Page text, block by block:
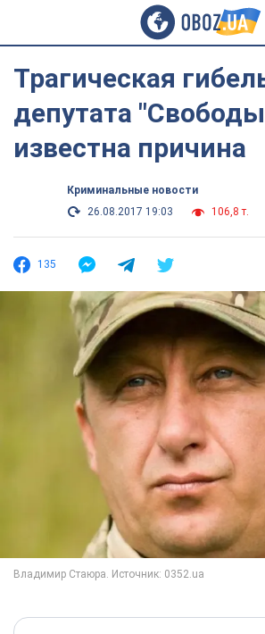
Трагическая
депутата
известна причина
Криминальные новости
26.08.2017 19:03
106,8 т.
135